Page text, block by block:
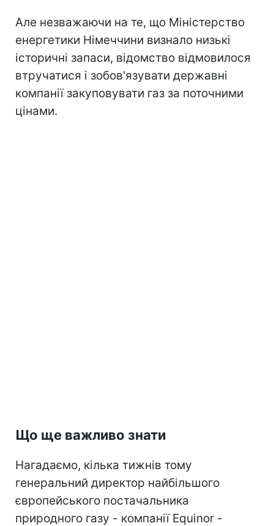
Але незважаючи на те, що Міністерство
енергетики Німеччини визнало низькі
історичні запаси, відомство відмовилося
втручатися і зобов'язувати державні
компанії закуповувати газ за поточними
цінами.
Що ще важливо знати
Нагадаємо, кілька тижнів тому
генеральний директор найбільшого
європейського постачальника
природного газу - компанії Equinor -